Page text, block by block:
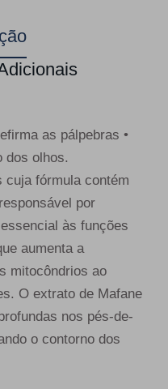
as pálpebras •
dos olhos.
cuja fórmula contém
por
às funções
aumenta a
mitocôndrios ao
O extrato de Mafane
nos pés-de-
o contorno dos